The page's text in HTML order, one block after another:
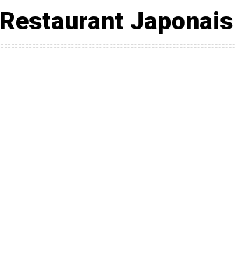
Restaurant